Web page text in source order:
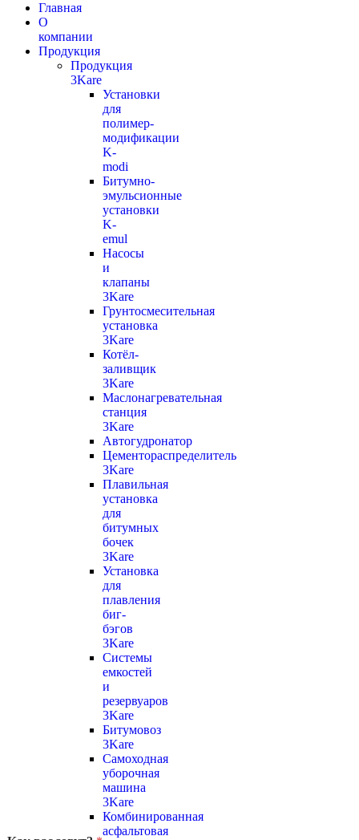
Главная
О
компании
Продукция
Продукция
3Kare
Установки
для
полимер-
модификации
K-
modi
Битумно-
эмульсионные
установки
K-
emul
Насосы
и
клапаны
3Kare
Грунтосмесительная
установка
3Kare
Котёл-
заливщик
3Kare
Маслонагревательная
станция
3Kare
Автогудронатор
Цементораспределитель
3Kare
Плавильная
установка
для
битумных
бочек
3Kare
Установка
для
плавления
биг-
бэгов
3Kare
Системы
емкостей
и
резервуаров
3Kare
Битумовоз
3Kare
Самоходная
уборочная
машина
3Kare
Комбинированная
асфальтовая